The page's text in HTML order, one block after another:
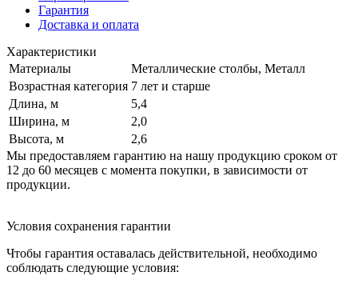
Гарантия
Доставка и оплата
Характеристики
Материалы
Металлические столбы, Металл
Возрастная категория 7 лет и старше
Длина, м
5,4
Ширина, м
2,0
Высота, м
2,6
Мы предоставляем гарантию на нашу продукцию сроком от
12 до 60 месяцев с момента покупки, в зависимости от
продукции.
Условия сохранения гарантии
Чтобы гарантия оставалась действительной, необходимо
соблюдать следующие условия: